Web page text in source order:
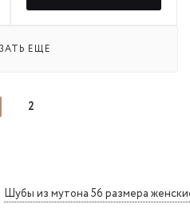
ЕЩЕ
2
Шубы из мутона 56 размера